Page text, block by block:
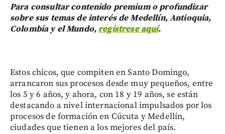
Para consultar contenido premium o profundizar
sobre sus temas de interés de Medellín, Antioquia,
Colombia y el Mundo,regístrese aquí.
Estos chicos, que compiten en Santo Domingo,
arrancaron sus procesos desde muy pequeños, entre
los 5 y 6 años, y ahora, con 18 y 19 años, se están
destacando a nivel internacional impulsados por los
procesos de formación en Cúcuta y Medellín,
ciudades que tienen a los mejores del país.